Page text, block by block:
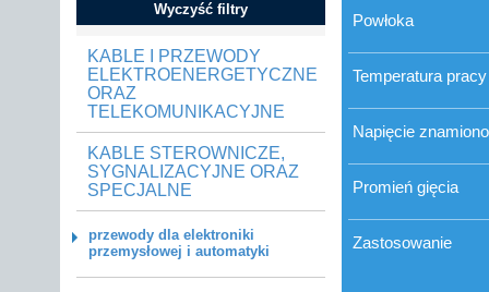
Wyczyść filtry
KABLE I PRZEWODY
ELEKTROENERGETYCZNE
ORAZ
TELEKOMUNIKACYJNE
KABLE STEROWNICZE,
SYGNALIZACYJNE ORAZ
SPECJALNE
przewody dla elektroniki
przemysłowej i automatyki
Powłoka
Temperatura pracy
Napięcie
Promień gięcia
Zastosowanie